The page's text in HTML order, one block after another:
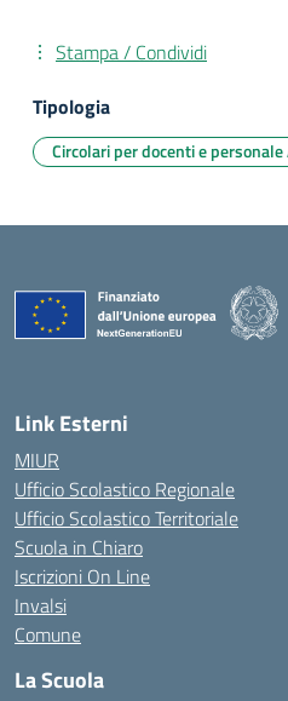
Stampa / Condividi
Tipologia
Circolari per docenti e personale
Link Esterni
MIUR
Ufficio Scolastico Regionale
Ufficio Scolastico Territoriale
Scuola in Chiaro
Iscrizioni On Line
Invalsi
Comune
La Scuola